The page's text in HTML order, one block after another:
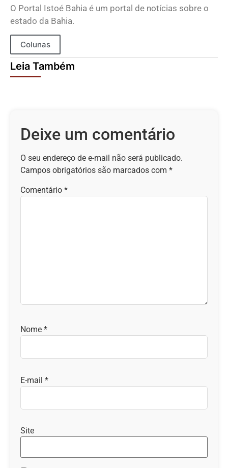
O Portal Istoé Bahia é um portal de notícias sobre o
estado da Bahia.
Colunas
Leia Também
Deixe um comentário
O seu endereço de e-mail não será publicado.
Campos obrigatórios são marcados com *
Comentário *
Nome *
E-mail *
Site